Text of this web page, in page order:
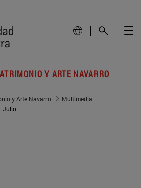
Y ARTE NAVARRO
y Arte Navarro
Multimedia
Julio